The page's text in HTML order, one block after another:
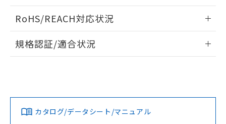
ドすることができます。
ログイン/会員登録
ダウンロードデータをご利用いただく前に、以下を必ずお読
みください。
ソフトウェアの使用条件
RoHS/REACH対応状況
EU RoHS 注意事項・凡例
対応済み
規格認証/適合状況
カタログ/データシート/マニュアル
欄に対応日を記載しておりました。
既に当社にて対応品への在庫切替を完了
していることから、特段のことがない限
り、2022年1月12日より割愛しておりま
す。